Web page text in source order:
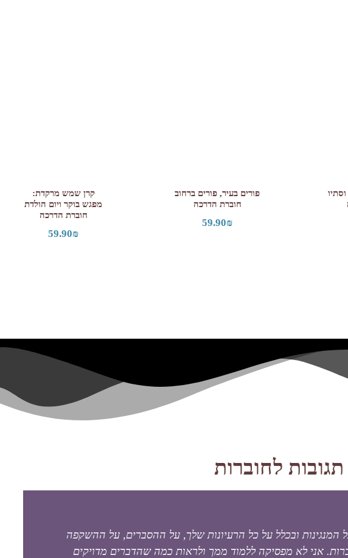
פורים בעיר, פורים ברחוב
חוברת הדרכה
59.90₪
קרן שמש מרקדת:
מפגש בוקר ויום הולדת
חוברת הדרכה
59.90₪
תגובות לחוברות
המנגינות ובכלל על כל הרעיונות שלך, על ההסברים, על ההשקפה
אני לא מפסיקה ללמוד ממך ולראות כמה שהדברים מדויקים